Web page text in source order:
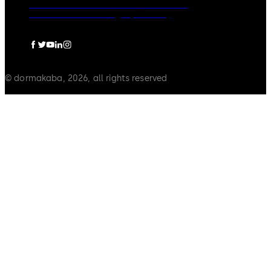
© dormakaba, 2026, all rights reserved